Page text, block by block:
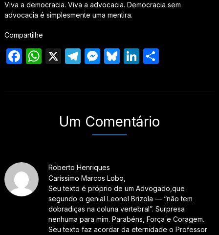
Viva a democracia. Viva a advocacia. Democracia sem
advocacia é simplesmente uma mentira.
Compartilhe
Facebook
WhatsApp
X Telegram
Messenger
Bluesky
LinkedIn
Share
Um Comentário
Roberto Henriques
Caríssimo Marcos Lobo,
Seu texto é próprio de um Advogado,que
segundo o genial Leonel Brizola — “não tem
dobradiças na coluna vertebral”. Surpresa
nenhuma para mim. Parabéns, Força e Coragem.
Seu texto faz acordar da eternidade o Professor